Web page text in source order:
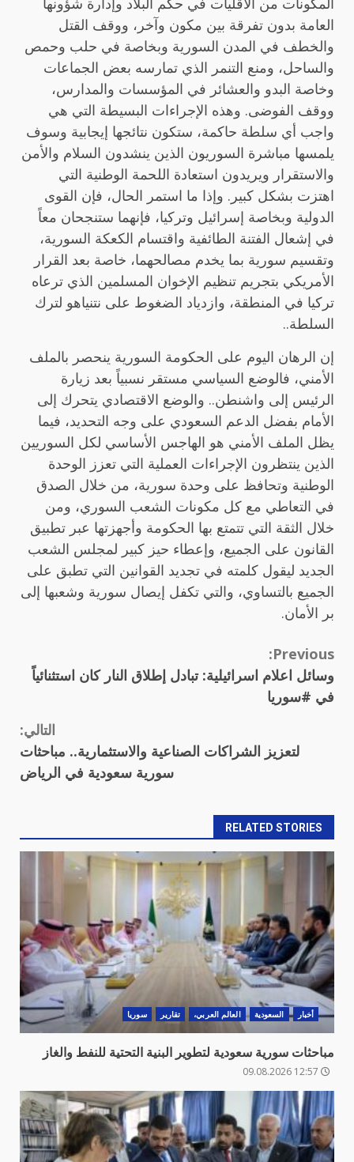
العامة بدون تفرقة بين مكون وآخر، ووقف القتل
والخطف في المدن السورية وبخاصة في حلب وحمص
والساحل، ومنع التنمر الذي تمارسه بعض الجماعات
وخاصة البدو والعشائر في المؤسسات والمدارس،
ووقف الفوضى. وهذه الإجراءات البسيطة التي هي
واجب أي سلطة حاكمة، ستكون نتائجها إيجابية وسوف
يلمسها مباشرة السوريون الذين ينشدون السلام والأمن
والاستقرار ويريدون استعادة اللحمة الوطنية التي
اهتزت بشكل كبير. وإذا ما استمر الحال، فإن القوى
الدولية وبخاصة إسرائيل وتركيا، فإنهما ستنجحان معاً
في إشعال الفتنة الطائفية واقتسام الكعكة السورية،
وتقسيم سورية بما يخدم مصالحهما، خاصة بعد القرار
الأمريكي بتجريم تنظيم الإخوان المسلمين الذي ترعاه
تركيا في المنطقة، وازدياد الضغوط على نتنياهو لترك
السلطة..
إن الرهان اليوم على الحكومة السورية ينحصر بالملف
الأمني، فالوضع السياسي مستقر نسبياً بعد زيارة
الرئيس إلى واشنطن.. والوضع الاقتصادي يتحرك إلى
الأمام بفضل الدعم السعودي على وجه التحديد، فيما
يظل الملف الأمني هو الهاجس الأساسي لكل السوريين
الذين ينتظرون الإجراءات العملية التي تعزز الوحدة
الوطنية وتحافظ على وحدة سورية، من خلال الصدق
في التعاطي مع كل مكونات الشعب السوري، ومن
خلال الثقة التي تتمتع بها الحكومة وأجهزتها عبر تطبيق
القانون على الجميع، وإعطاء حيز كبير لمجلس الشعب
الجديد ليقول كلمته في تجديد القوانين التي تطبق على
الجميع بالتساوي، والتي تكفل إيصال سورية وشعبها إلى
بر الأمان.
Continue
Reading
Previous:
وسائل اعلام اسرائيلية: تبادل إطلاق النار كان استثنائياً
في #سوريا
التالي:
لتعزيز الشراكات الصناعية والاستثمارية.. مباحثات
سورية سعودية في الرياض
RELATED STORIES
أخبار السعودية العالم العربي، تقارير سوريا
مباحثات سورية سعودية لتطوير البنية التحتية للنفط والغاز